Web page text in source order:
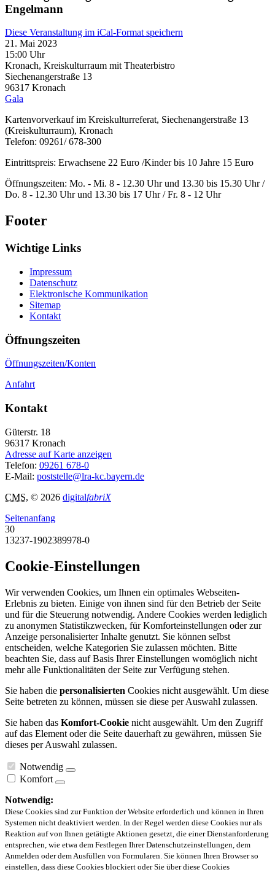
Engelmann
Diese Veranstaltung im iCal-Format speichern
21. Mai 2023
15:00 Uhr
Kronach, Kreiskulturraum mit Theaterbistro
Siechenangerstraße 13
96317 Kronach
Gala
Kartenvorverkauf im Kreiskulturreferat, Siechenangerstraße 13
(Kreiskulturraum), Kronach
Telefon: 09261/ 678-300
Eintrittspreis: Erwachsene 22 Euro /Kinder bis 10 Jahre 15 Euro
Öffnungszeiten: Mo. - Mi. 8 - 12.30 Uhr und 13.30 bis 15.30 Uhr /
Do. 8 - 12.30 Uhr und 13.30 bis 17 Uhr / Fr. 8 - 12 Uhr
Footer
Wichtige Links
Impressum
Datenschutz
Elektronische Kommunikation
Sitemap
Kontakt
Öffnungszeiten
Öffnungszeiten/Konten
Anfahrt
Kontakt
Güterstr. 18
96317 Kronach
Adresse auf Karte anzeigen
Telefon: 09261 678-0
E-Mail: poststelle@lra-kc.bayern.de
CMS, © 2026 digitalfabriX
Seitenanfang
30
13237-1902389978-0
Cookie-Einstellungen
Wir verwenden Cookies, um Ihnen ein optimales Webseiten-
Erlebnis zu bieten. Einige von ihnen sind für den Betrieb der Seite
und für die Steuerung notwendig. Andere Cookies werden lediglich
zu anonymen Statistikzwecken, für Komforteinstellungen oder zur
Anzeige personalisierter Inhalte genutzt. Sie können selbst
entscheiden, welche Kategorien Sie zulassen möchten. Bitte
beachten Sie, dass auf Basis Ihrer Einstellungen womöglich nicht
mehr alle Funktionalitäten der Seite zur Verfügung stehen.
Sie haben die personalisierten Cookies nicht ausgewählt. Um diese
Seite betreten zu können, müssen sie diese per Auswahl zulassen.
Sie haben das Komfort-Cookie nicht ausgewählt. Um den Zugriff
auf das Element oder die Seite dauerhaft zu gewähren, müssen Sie
dieses per Auswahl zulassen.
Notwendig
Komfort
Notwendig:
Diese Cookies sind zur Funktion der Website erforderlich und können in Ihren
Systemen nicht deaktiviert werden. In der Regel werden diese Cookies nur als
Reaktion auf von Ihnen getätigte Aktionen gesetzt, die einer Dienstanforderung
entsprechen, wie etwa dem Festlegen Ihrer Datenschutzeinstellungen, dem
Anmelden oder dem Ausfüllen von Formularen. Sie können Ihren Browser so
einstellen, dass diese Cookies blockiert oder Sie über diese Cookies